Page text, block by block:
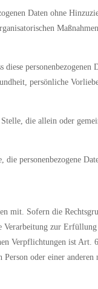
Daten ohne
persönliche
die allein oder
personenbezogene
mit. Sofern die
zur
ist
oder einer